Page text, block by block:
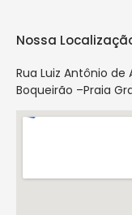
Nossa
Rua Luiz Antônio de
Boqueirão –Praia